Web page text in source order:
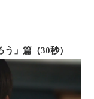
」篇（30秒）